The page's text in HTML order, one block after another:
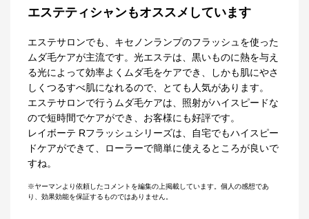
エステティシャンもオススメしています
エステサロンでも、キセノンランプのフラッシュを使った
ムダ毛ケアが主流です。光エステは、黒いものに熱を与え
る光によって効率よくムダ毛をケアでき、しかも肌にやさ
しくつるすべ肌になれるので、とても人気があります。
エステサロンで行うムダ毛ケアは、照射がハイスピードな
ので短時間でケアができ、お客様にも好評です。
レイボーテ Rフラッシュシリーズは、自宅でもハイスピー
ドケアができて、ローラーで簡単に使えるところが良いで
すね。
※ヤーマンより依頼したコメントを編集の上掲載しています。個人の感想であ
り、効果効能を保証するものではありません。